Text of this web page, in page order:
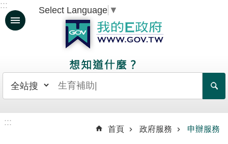
跳到主要內容區塊
常
生
::: Select Language ▼
:::
首頁 政府服務 申辦服務